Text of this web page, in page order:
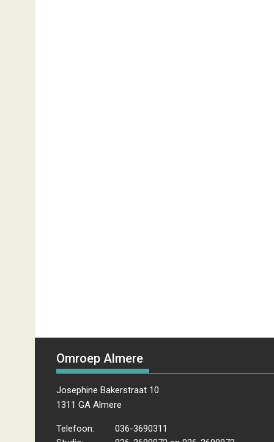
Omroep Almere
Josephine Bakerstraat 10
1311 GA Almere
Telefoon:
036-3690311